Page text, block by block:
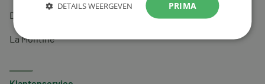
Draisma
La Montine
PRIMA
DETAILS WEERGEVEN